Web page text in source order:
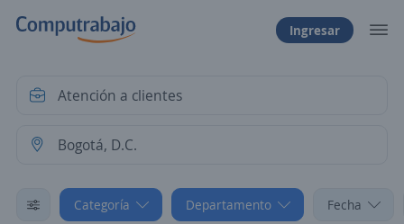
Ingresar
Categoría Departamento Fecha